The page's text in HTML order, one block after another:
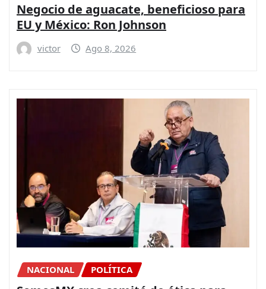
Negocio de aguacate, beneficioso para
EU y México: Ron Johnson
victor Ago 8, 2026
NACIONAL POLÍTICA